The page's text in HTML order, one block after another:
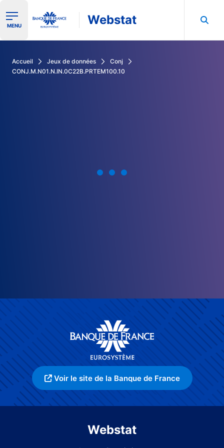
Ouvrir le menu de navigation
MENU Webstat
Accueil Jeux de données
Conj
CONJ.M.N01.N.IN.0C22B.PRTEM100.10
Voir le site de la Banque de France
Webstat